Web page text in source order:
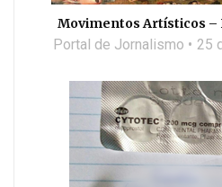
Movimentos Artísticos –
Portal de Jornalismo 25